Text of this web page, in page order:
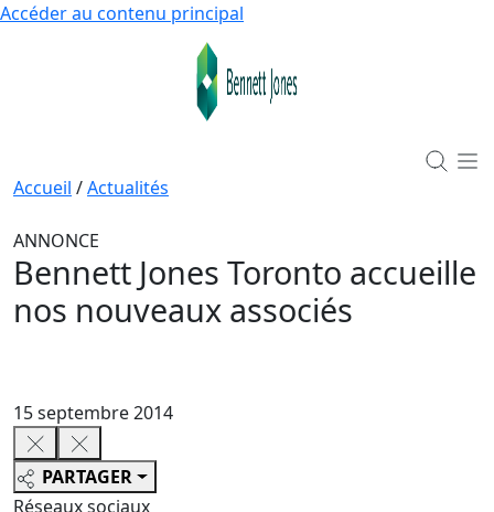
Accéder au contenu principal
Accueil /Actualités
ANNONCE
Bennett Jones Toronto accueille
nos nouveaux associés
15 septembre 2014
PARTAGER
Réseaux sociaux